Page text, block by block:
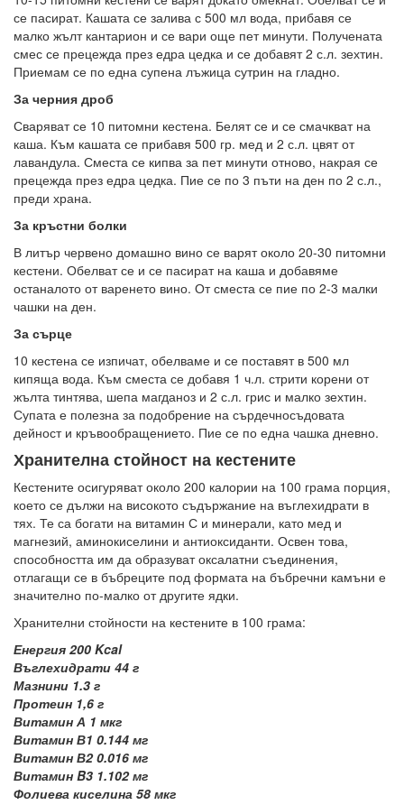
се пасират. Кашата се залива с 500 мл вода, прибавя се
малко жълт кантарион и се вари още пет минути. Получената
смес се прецежда през едра цедка и се добавят 2 с.л. зехтин.
Приемам се по една супена лъжица сутрин на гладно.
За черния дроб
Сваряват се 10 питомни кестена. Белят се и се смачкват на
каша. Към кашата се прибавя 500 гр. мед и 2 с.л. цвят от
лавандула. Сместа се кипва за пет минути отново, накрая се
прецежда през едра цедка. Пие се по 3 пъти на ден по 2 с.л.,
преди храна.
За кръстни болки
В литър червено домашно вино се варят около 20-30 питомни
кестени. Обелват се и се пасират на каша и добавяме
останалото от варенето вино. От сместа се пие по 2-3 малки
чашки на ден.
За сърце
10 кестена се изпичат, обелваме и се поставят в 500 мл
кипяща вода. Към сместа се добавя 1 ч.л. стрити корени от
жълта тинтява, шепа магданоз и 2 с.л. грис и малко зехтин.
Супата е полезна за подобрение на сърдечносъдовата
дейност и кръвообращението. Пие се по една чашка дневно.
Хранителна стойност на кестените
Кестените осигуряват около 200 калории на 100 грама порция,
което се дължи на високото съдържание на въглехидрати в
тях. Те са богати на витамин С и минерали, като мед и
магнезий, аминокиселини и антиоксиданти. Освен това,
способността им да образуват оксалатни съединения,
отлагащи се в бъбреците под формата на бъбречни камъни е
значително по-малко от другите ядки.
Хранителни стойности на кестените в 100 грама:
Енергия 200 Kcal
Въглехидрати 44 г
Мазнини 1.3 г
Протеин 1,6 г
Витамин А 1 мкг
Витамин В1 0.144 мг
Витамин В2 0.016 мг
Витамин B3 1.102 мг
Фолиева киселина 58 мкг